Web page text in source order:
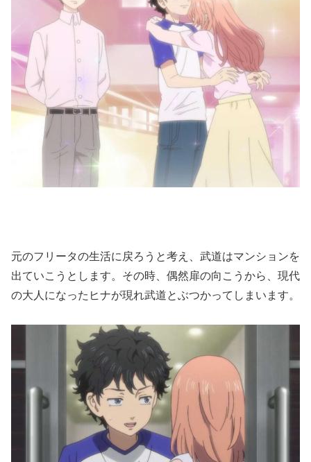
元のフリータの生活に戻ろうと考え、武道はマンションを
出ていこうとします。その時、偶然扉の向こうから、現代
の大人になったヒナが現れ武道とぶつかってしまいます。